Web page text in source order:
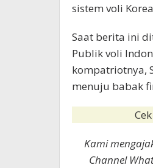
sistem voli
​Saat berita ini
Publik voli
kompatriotnya,
menuju babak
Kami
Channel